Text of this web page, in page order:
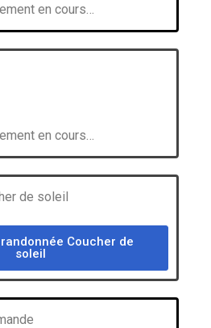
en cours…
en cours…
de soleil
Coucher de
soleil